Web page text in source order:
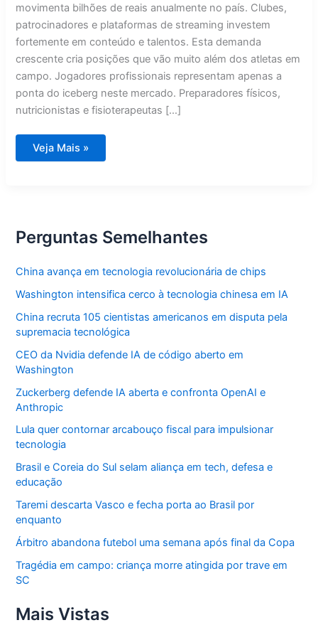
movimenta bilhões de reais anualmente no país. Clubes,
patrocinadores e plataformas de streaming investem
fortemente em conteúdo e talentos. Esta demanda
crescente cria posições que vão muito além dos atletas em
campo. Jogadores profissionais representam apenas a
ponta do iceberg neste mercado. Preparadores físicos,
nutricionistas e fisioterapeutas […]
Futebol:
quando
Veja Mais »
Perguntas Semelhantes
China avança em tecnologia revolucionária de chips
Washington intensifica cerco à tecnologia chinesa em IA
China recruta 105 cientistas americanos em disputa pela
supremacia tecnológica
CEO da Nvidia defende IA de código aberto em
Washington
Zuckerberg defende IA aberta e confronta OpenAI e
Anthropic
Lula quer contornar arcabouço fiscal para impulsionar
tecnologia
Brasil e Coreia do Sul selam aliança em tech, defesa e
educação
Taremi descarta Vasco e fecha porta ao Brasil por
enquanto
Árbitro abandona futebol uma semana após final da Copa
Tragédia em campo: criança morre atingida por trave em
SC
Mais Vistas